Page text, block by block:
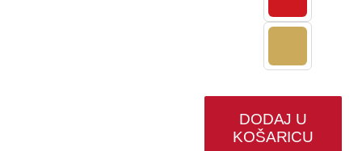
Industrijski
DODAJ U
KOŠARICU